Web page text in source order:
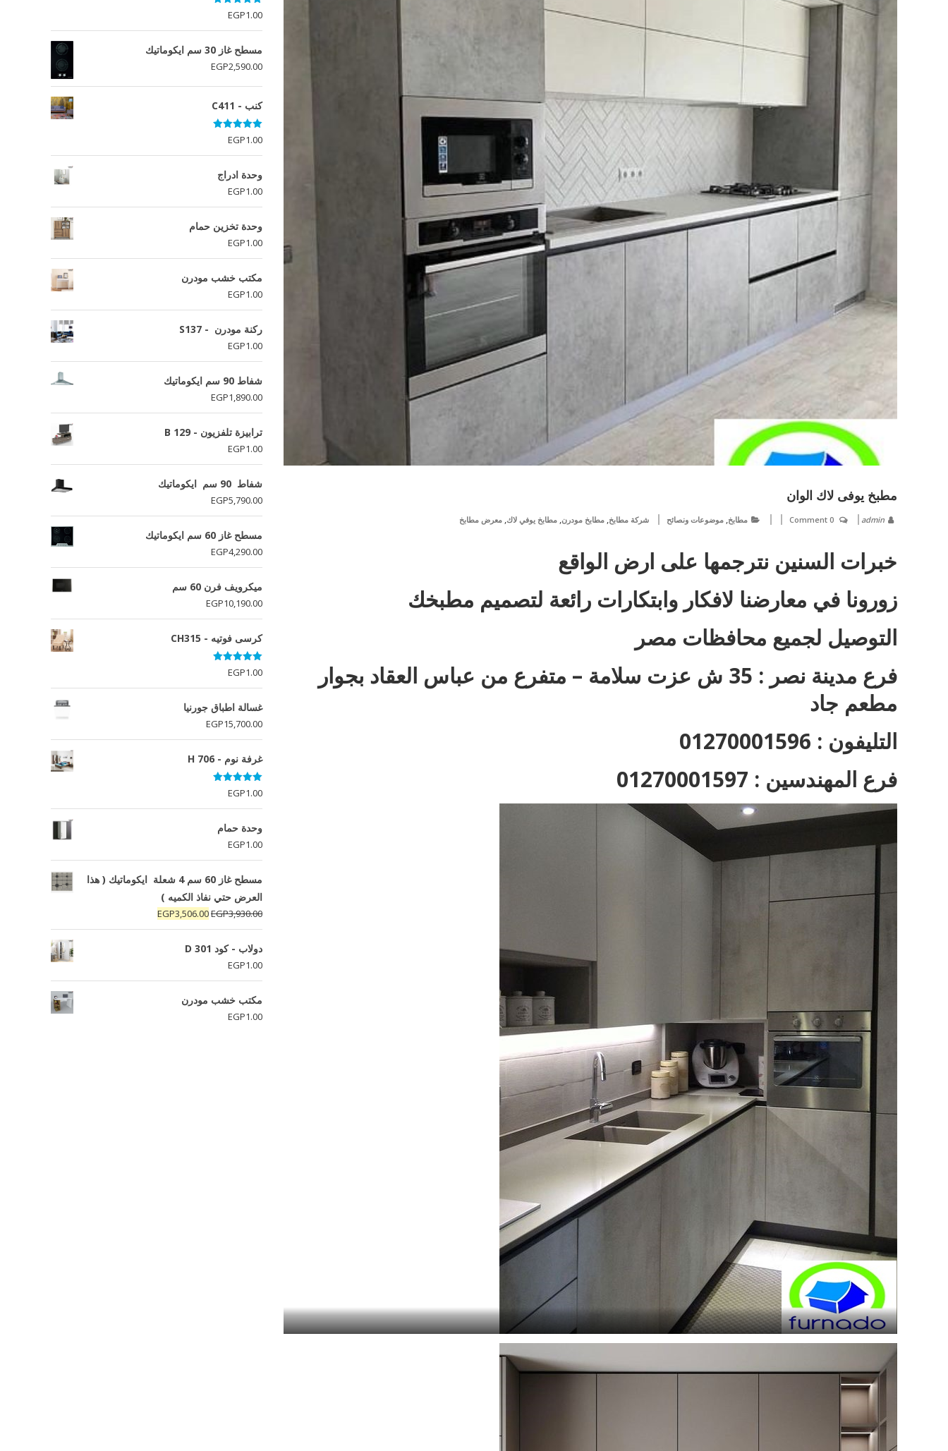
مطبخ يوفى لاك الوان
admin
0 Comment مطابخ, موضوعات ونصائح شركة مطابخ, مطابخ مودرن, مطابخ يوفي لاك, معرض مطابخ
خبرات السنين نترجمها على ارض الواقع
زورونا في معارضنا لافكار وابتكارات رائعة لتصميم مطبخك
التوصيل لجميع محافظات مصر
فرع مدينة نصر : 35 ش عزت سلامة – متفرع من عباس العقاد بجوار
مطعم جاد
التليفون : 01270001596
فرع المهندسين : 01270001597
تم التقييم
5.00
من 5
EGP1.00
مسطح غاز 30 سم ايكوماتيك
EGP2,590.00
كنب - C411
تم التقييم
5.00
من 5
EGP1.00
وحدة ادراج
EGP1.00
وحدة تخزين حمام
EGP1.00
مكتب خشب مودرن
EGP1.00
ركنة مودرن - S137
EGP1.00
شفاط 90 سم ايكوماتيك
EGP1,890.00
ترابيزة تلفزيون - B 129
EGP1.00
شفاط 90 سم ايكوماتيك
EGP5,790.00
مسطح غاز 60 سم ايكوماتيك
EGP4,290.00
ميكرويف فرن 60 سم
EGP10,190.00
كرسى فوتيه - CH315
تم التقييم
5.00
من 5
EGP1.00
غسالة اطباق جورنيا
EGP15,700.00
غرفة نوم - H 706
تم التقييم
5.00
من 5
EGP1.00
وحدة حمام
EGP1.00
مسطح غاز 60 سم 4 شعلة ايكوماتيك ( هذا
العرض حتي نفاذ الكميه )
EGP3,930.00
السعر
الأصلي
هو:
EGP3,506.00
السعر
الحالي
دولاب - كود D 301
EGP1.00
مكتب خشب مودرن
EGP1.00